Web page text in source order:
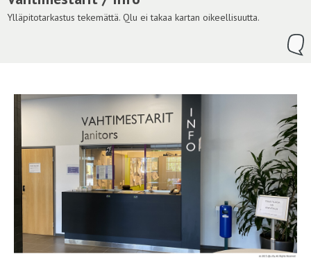
Ylläpitotarkastus tekemättä. Qlu ei takaa kartan oikeellisuutta.